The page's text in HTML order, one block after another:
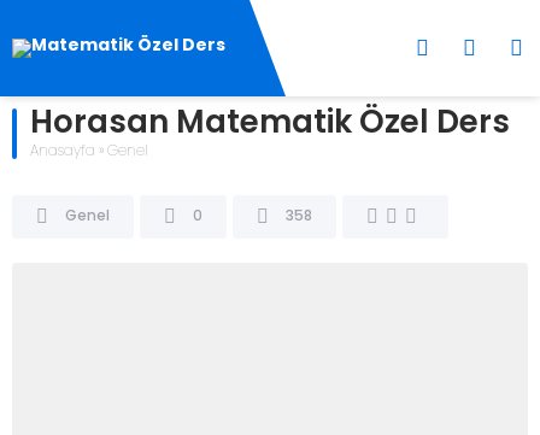
Horasan Matematik Özel Ders
Anasayfa » Genel
Genel 0 358